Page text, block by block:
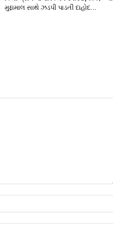
મુદ્દામાલ સાથે ઝડપી પાડતી દાહોદ...